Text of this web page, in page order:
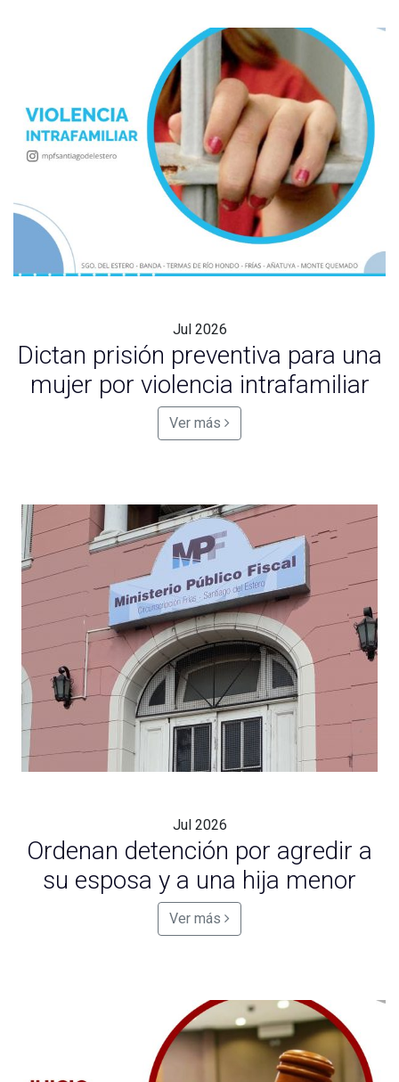
Jul 2026
Dictan prisión preventiva para una
mujer por violencia intrafamiliar
Ver más
Jul 2026
Ordenan detención por agredir a
su esposa y a una hija menor
Ver más